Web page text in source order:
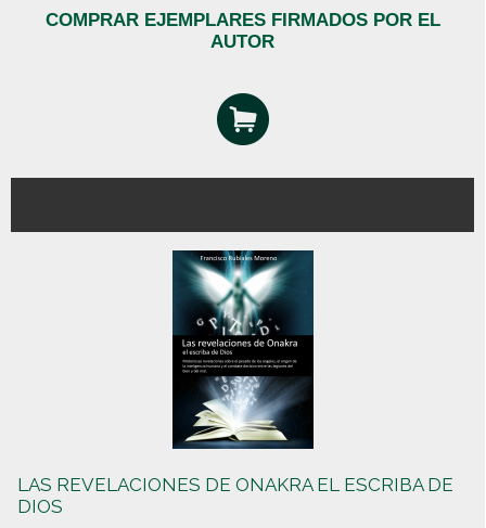
COMPRAR EJEMPLARES FIRMADOS POR EL
AUTOR
LAS REVELACIONES DE ONAKRA EL ESCRIBA DE
DIOS